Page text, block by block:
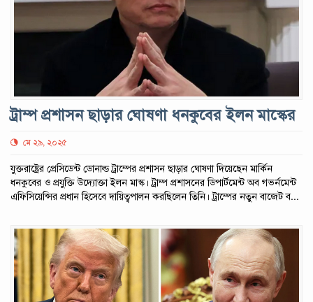
ট্রাম্প প্রশাসন ছাড়ার ঘোষণা ধনকুবের ইলন মাস্কের
মে ২৯, ২০২৫
যুক্তরাষ্ট্রের প্রেসিডেন্ট ডোনাল্ড ট্রাম্পের প্রশাসন ছাড়ার ঘোষণা দিয়েছেন মার্কিন
ধনকুবের ও প্রযুক্তি উদ্যোক্তা ইলন মাস্ক। ট্রাম্প প্রশাসনের ডিপার্টমেন্ট অব গভর্নমেন্ট
এফিসিয়েন্সির প্রধান হিসেবে দায়িত্বপালন করছিলেন তিনি। ট্রাম্পের নতুন বাজেট ব...